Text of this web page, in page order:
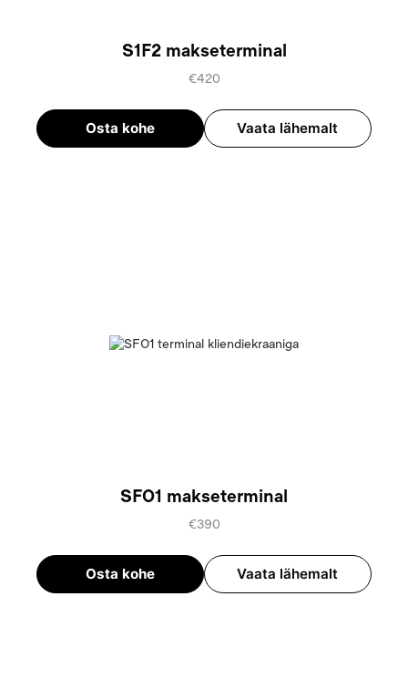
S1F2 makseterminal
€420
Osta kohe Vaata lähemalt
SFO1 makseterminal
€390
Osta kohe Vaata lähemalt